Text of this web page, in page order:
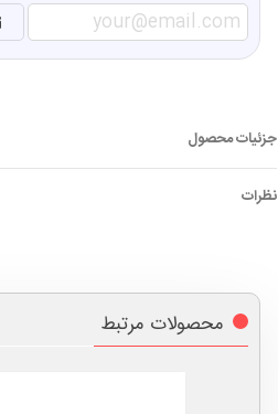
جزئیات محصول
نظرات
محصولات مرتبط